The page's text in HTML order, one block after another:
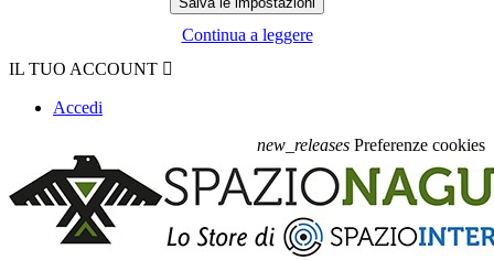
Continua a leggere
IL TUO ACCOUNT 
Accedi
new_releases Preferenze cookies